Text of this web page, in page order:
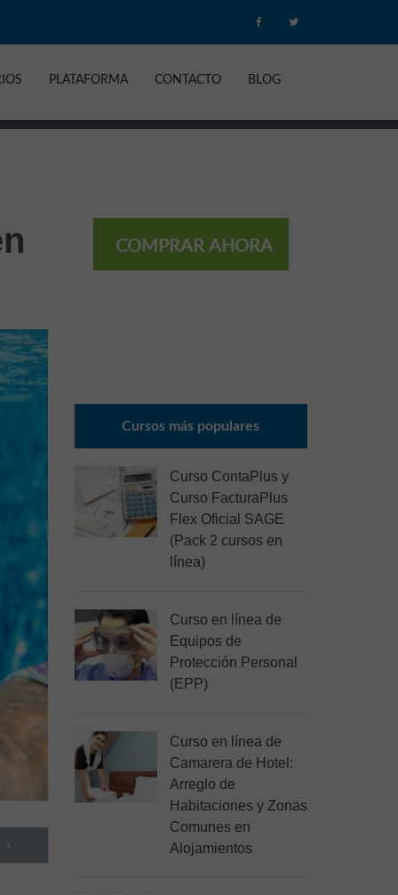
PLATAFORMA CONTACTO BLOG
COMPRAR AHORA
Cursos más populares
Curso ContaPlus y
Curso FacturaPlus
Flex Oficial SAGE
(Pack 2 cursos en
línea)
Curso en línea de
Equipos de
Protección Personal
(EPP)
Curso en línea de
Camarera de Hotel:
Arreglo de
Habitaciones y Zonas
Comunes en
Alojamientos